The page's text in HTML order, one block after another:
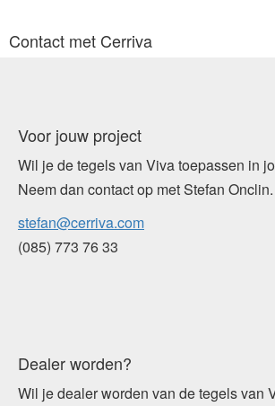
Contact met Cerriva
Voor jouw project
Wil je de tegels van Viva toepassen in
Neem dan contact op met Stefan Onclin.
stefan@cerriva.com
(085) 773 76 33
Dealer worden?
Wil je dealer worden van de tegels van